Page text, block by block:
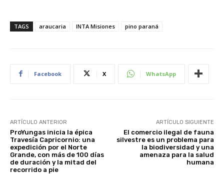
TAGS araucaria INTA Misiones pino paraná
Facebook X WhatsApp
ARTÍCULO ANTERIOR
ProYungas inicia la épica
Travesía Capricornio: una
expedición por el Norte
Grande, con más de 100 días
de duración y la mitad del
recorrido a pie
ARTÍCULO SIGUIENTE
El comercio ilegal de fauna
silvestre es un problema para
la biodiversidad y una
amenaza para la salud
humana